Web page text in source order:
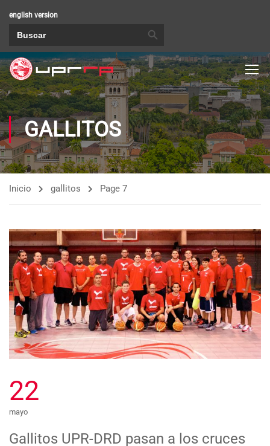
english version
GALLITOS
Inicio gallitos Page 7
22
mayo
Gallitos UPR-DRD pasan a los cruces